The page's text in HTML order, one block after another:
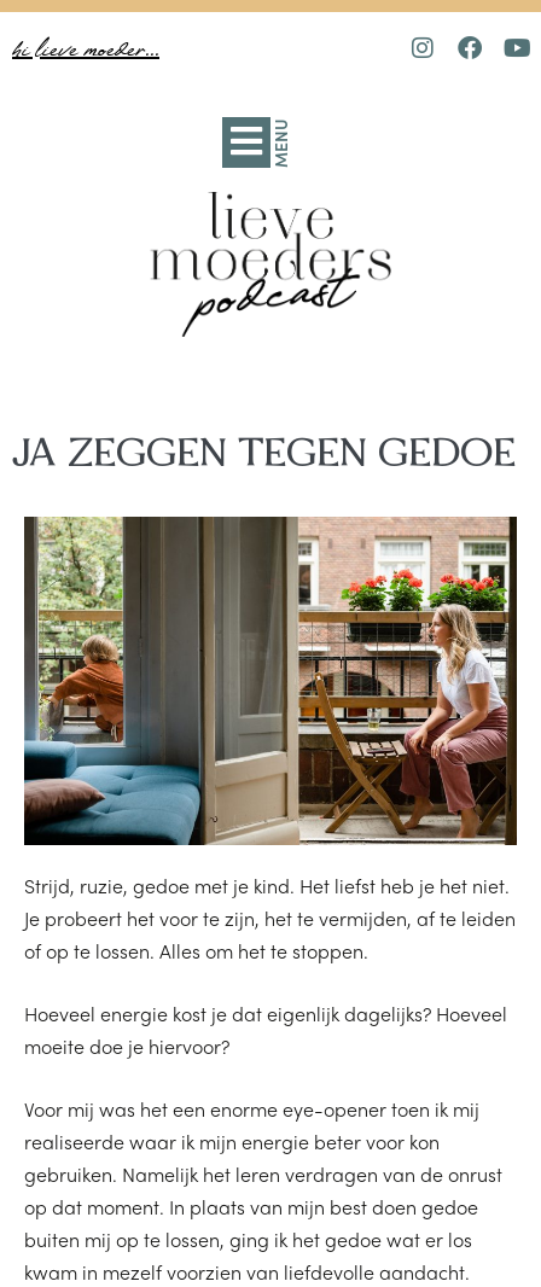
hi lieve moeder...
MENU
JA ZEGGEN TEGEN GEDOE
Strijd, ruzie, gedoe met je kind. Het liefst heb je het niet.
Je probeert het voor te zijn, het te vermijden, af te leiden
of op te lossen. Alles om het te stoppen.
Hoeveel energie kost je dat eigenlijk dagelijks? Hoeveel
moeite doe je hiervoor?
Voor mij was het een enorme eye-opener toen ik mij
realiseerde waar ik mijn energie beter voor kon
gebruiken. Namelijk het leren verdragen van de onrust
op dat moment. In plaats van mijn best doen gedoe
buiten mij op te lossen, ging ik het gedoe wat er los
kwam in mezelf voorzien van liefdevolle aandacht.